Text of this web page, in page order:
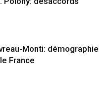
Monti: démographie
France